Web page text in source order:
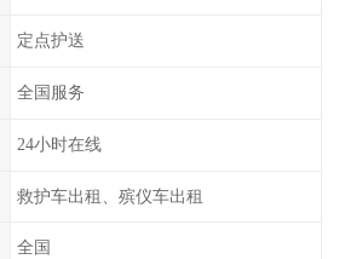
定点护送
全国服务
24小时在线
救护车出租、殡仪车出租
全国